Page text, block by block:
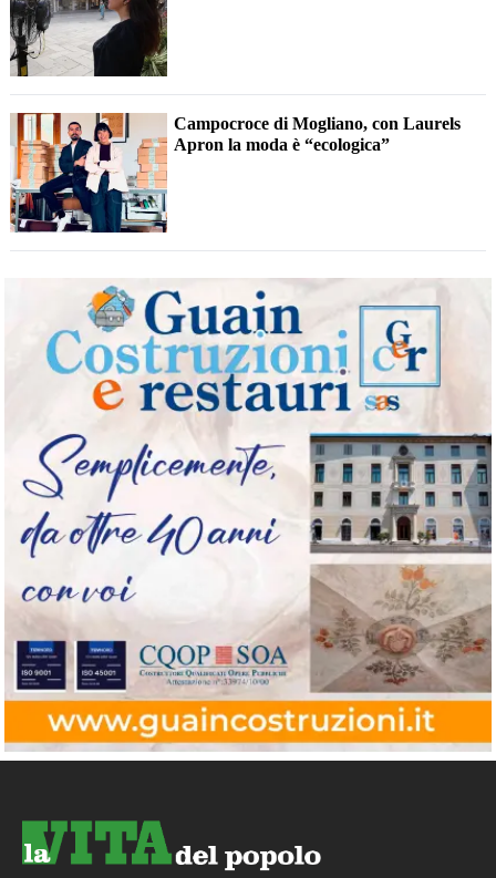
Campocroce di Mogliano, con Laurels
Apron la moda è “ecologica”